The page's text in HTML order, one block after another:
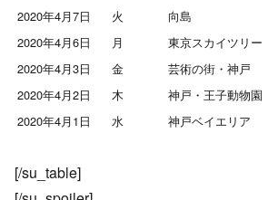
2020年4月7日
火 向島
2020年4月6日
月 東京スカイツリー
2020年4月3日
金 芸術の街・神戸
2020年4月2日
木 神戸・王子動物園
2020年4月1日
水 神戸ベイエリア
[/su_table]